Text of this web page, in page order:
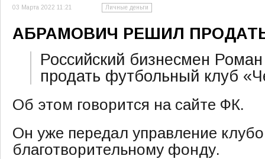
03 Марта 2022 11:21 Личные деньги
АБРАМОВИЧ РЕШИЛ
Российский бизнесмен
продать футбольный клуб
Об этом говорится на сайте ФК.
Он уже передал управление
благотворительному фонду.